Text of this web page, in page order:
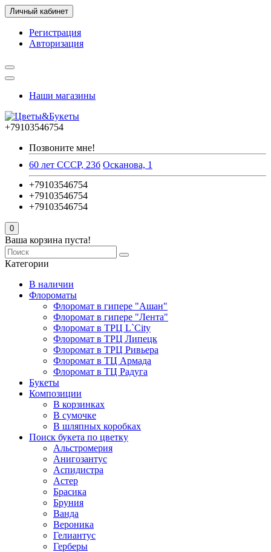
Личный кабинет
Регистрация
Авторизация
Наши магазины
+79103546754
Позвоните мне!
60 лет СССР, 23б Осканова, 1
+79103546754
+79103546754
+79103546754
0
Ваша корзина пуста!
Категории
В наличии
Флороматы
Флоромат в гипере "Ашан"
Флоромат в гипере "Лента"
Флоромат в ТРЦ L`City
Флоромат в ТРЦ Липецк
Флоромат в ТРЦ Ривьера
Флоромат в ТЦ Армада
Флоромат в ТЦ Радуга
Букеты
Композиции
В корзинках
В сумочке
В шляпных коробках
Поиск букета по цветку
Альстромерия
Анигозантус
Аспидистра
Астер
Брасика
Бруния
Ванда
Вероника
Гелиантус
Герберы